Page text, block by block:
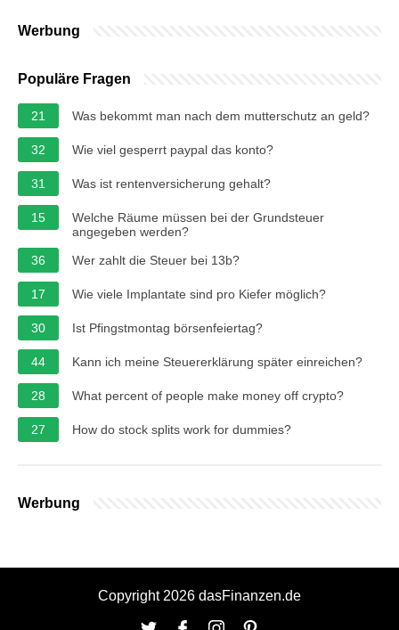
Werbung
Populäre Fragen
21 Was bekommt man nach dem mutterschutz an geld?
32 Wie viel gesperrt paypal das konto?
31 Was ist rentenversicherung gehalt?
15
Welche Räume müssen bei der Grundsteuer
angegeben werden?
36
Wer zahlt die Steuer bei 13b?
17 Wie viele Implantate sind pro Kiefer möglich?
30 Ist Pfingstmontag börsenfeiertag?
44 Kann ich meine Steuererklärung später einreichen?
28 What percent of people make money off crypto?
27 How do stock splits work for dummies?
Werbung
Copyright 2026 dasFinanzen.de